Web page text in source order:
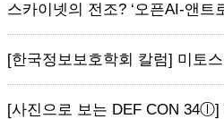
스카이넷의 전조? ‘오픈AI-앤트
[한국정보보호학회 칼럼] 미토
[사진으로 보는 DEF CON 34ⓛ]